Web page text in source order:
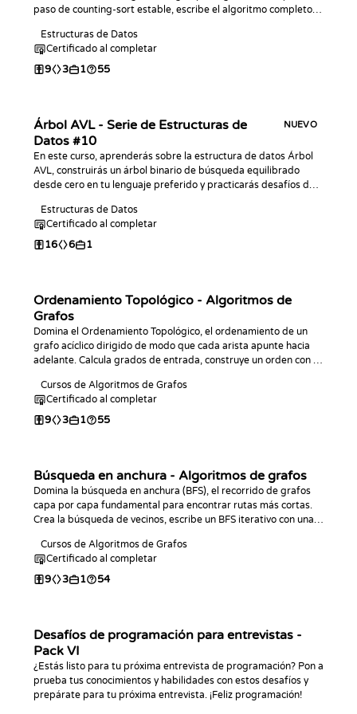
paso de counting-sort estable, escribe el algoritmo completo
tiempo lineal y practica con desafíos de programación.
Estructuras de Datos
Certificado al completar
9 3 1 55
Árbol AVL - Serie de Estructuras de
Datos #10
NUEVO
En este curso, aprenderás sobre la estructura de datos Árbol
AVL, construirás un árbol binario de búsqueda equilibrado
desde cero en tu lenguaje preferido y practicarás desafíos de
Estructuras de Datos
Certificado al completar
16 6 1
Ordenamiento Topológico - Algoritmos de
Grafos
Domina el Ordenamiento Topológico, el ordenamiento de un
grafo acíclico dirigido de modo que cada arista apunte hacia
adelante. Calcula grados de entrada, construye un orden con el
encuentra el camino más largo en un DAG.
Cursos de Algoritmos de Grafos
Certificado al completar
9 3 1 55
Búsqueda en anchura - Algoritmos de grafos
Domina la búsqueda en anchura (BFS), el recorrido de grafos
capa por capa fundamental para encontrar rutas más cortas.
Crea la búsqueda de vecinos, escribe un BFS iterativo con una
distancias de ruta más corta en grafos no ponderados.
Cursos de Algoritmos de Grafos
Certificado al completar
9 3 1 54
Desafíos de programación para entrevistas -
Pack VI
¿Estás listo para tu próxima entrevista de programación? Pon a
prueba tus conocimientos y habilidades con estos desafíos y
prepárate para tu próxima entrevista. ¡Feliz programación!